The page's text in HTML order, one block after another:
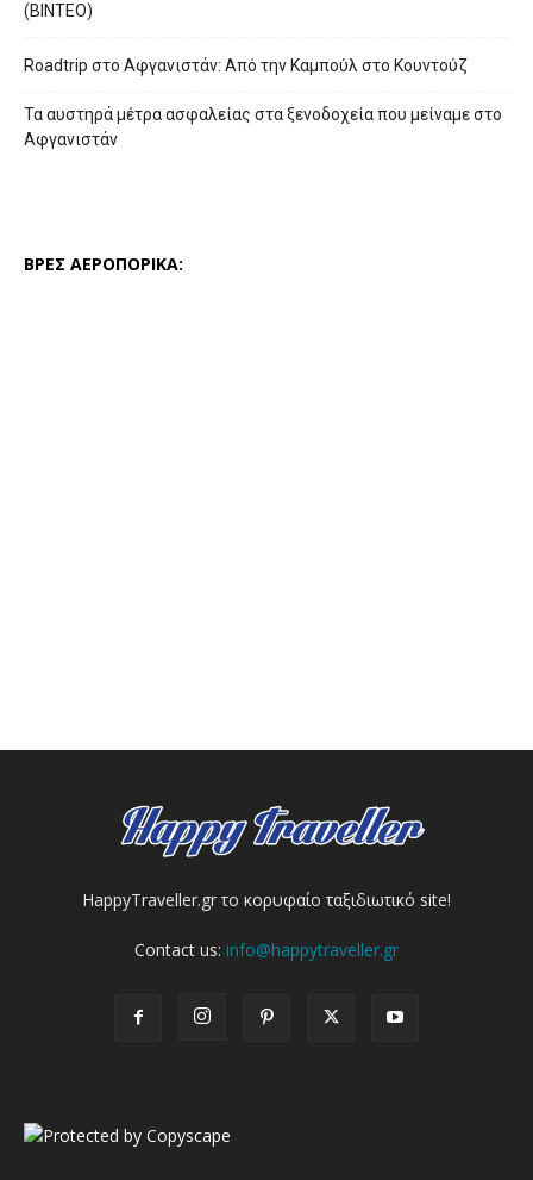
(ΒΙΝΤΕΟ)
Roadtrip στο Αφγανιστάν: Από την Καμπούλ στο Κουντούζ
Τα αυστηρά μέτρα ασφαλείας στα ξενοδοχεία που μείναμε στο
Αφγανιστάν
ΒΡΕΣ ΑΕΡΟΠΟΡΙΚΑ:
HappyTraveller.gr το κορυφαίο ταξιδιωτικό site!
Contact us: info@happytraveller.gr